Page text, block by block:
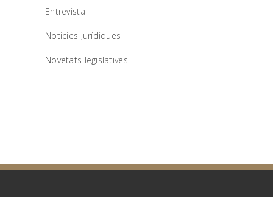
Entrevista
Noticies Jurídiques
Novetats legislatives